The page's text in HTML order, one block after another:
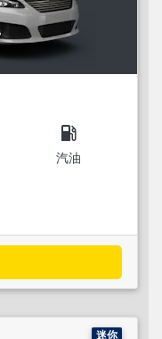
local_gas_station
汽油
迷你